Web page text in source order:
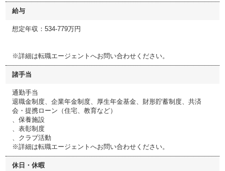
給与
想定年収：534-779万円
※詳細は転職エージェントへお問い合わせください。
諸手当
通勤手当
退職金制度、企業年金制度、厚生年金基金、財形貯蓄制度、共済
会・提携ローン（住宅、教育など）
、保養施設
、表彰制度
、クラブ活動
※詳細は転職エージェントへお問い合わせください。
休日・休暇